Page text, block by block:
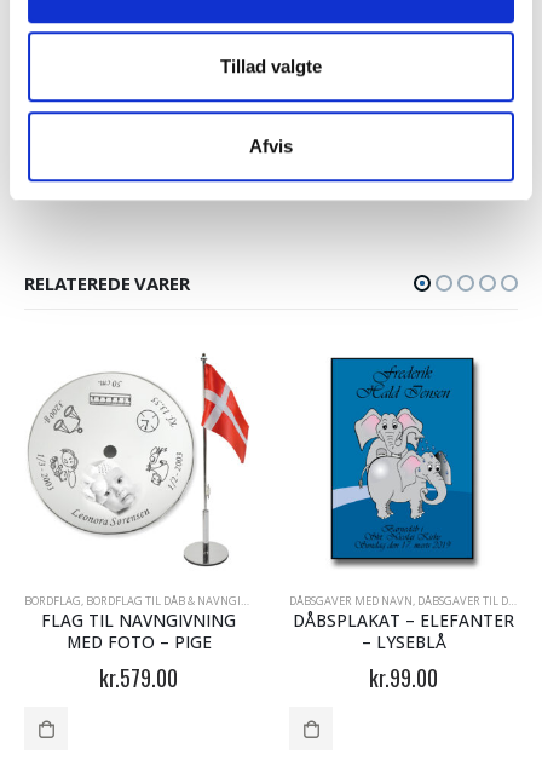
Tillad valgte
Afvis
Har du andre ønsker til hvordan dit 3D glas skal se ud, er du
altid velkommen til at kontakte mig. Så hjælper jeg gerne.
Leveringstid: 6 – 12 dage.
Glasset leveres i sikker gaveæske direkte hjem til dig med
PostNord Dkr 59,50 eller til GLS pakkeshop Dkr 39,00.
RELATEREDE VARER
,GAVE TIL BARNEDÅBEN - DÅBSGLAS,PRINSESSEN OG PRINSEN
BORDFLAG, BORDFLAG TIL DÅB & NAVNGIVNING DÅBSGAVER TIL PIGER
FLAG TIL NAVNGIVNING
MED FOTO – PIGE
kr.579.00
DÅBSGAVER MED NAVN, DÅBSGAVER TIL DRENGE
DÅBSPLAKAT – ELEFANTER
– LYSEBLÅ
kr.99.00